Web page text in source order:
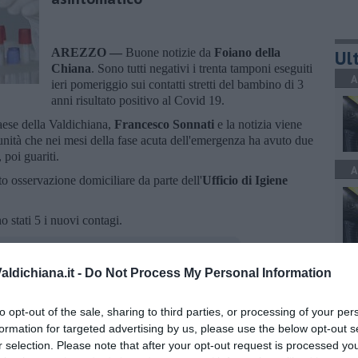
- Do Not Process My Personal Information
opt-out of the sale, sharing to third parties, or processing of your
for targeted advertising by us, please use the below opt-out
selection. Please note that after your opt-out request is processed
AREZZO — Buone notizie da Foiano della
Chiana. Sono tutti negativi i trenta tamponi eseguiti
ieri pomeriggio sui contatti stretti del bambino di 3
anni risultato positivo al Covid 19.
della Valdichiana, Francesco Sonnati e la notizia viene
che nei mesi della fase acuta dell'emergenza ha avuto due
poi guariti.
osservazione domiciliare da parte dell'Ufficio di Igiene
stati 5 i nuovi contagi.
iscriviti allaNewsletter QUInews - ToscanaMedia.
nella tua casella di posta.